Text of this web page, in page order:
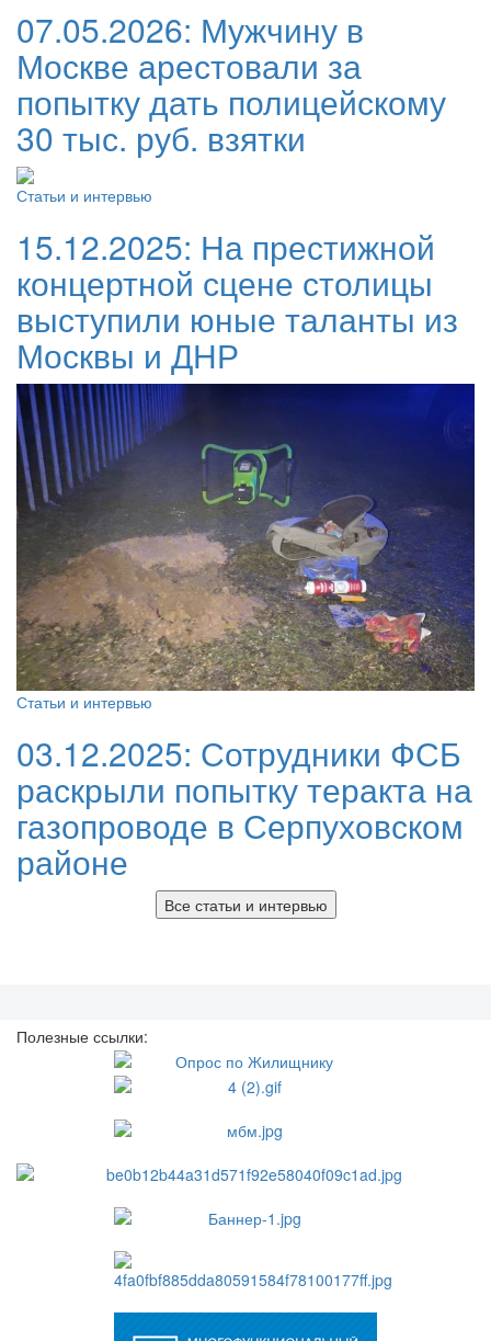
07.05.2026: Мужчину в
Москве арестовали за
попытку дать полицейскому
30 тыс. руб. взятки
Статьи и интервью
15.12.2025: На престижной
концертной сцене столицы
выступили юные таланты из
Москвы и ДНР
Статьи и интервью
03.12.2025: Сотрудники ФСБ
раскрыли попытку теракта на
газопроводе в Серпуховском
районе
Все статьи и интервью
Полезные ссылки: